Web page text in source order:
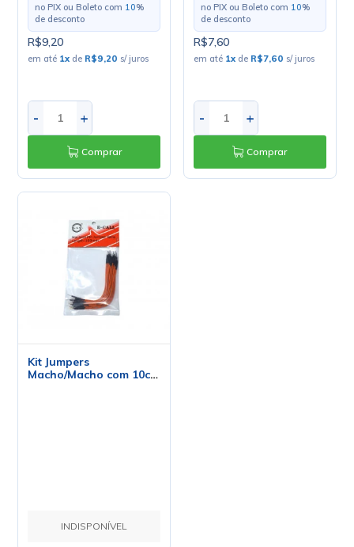
no PIX ou Boleto com 10%
de desconto
R$9,20
em até 1x de R$9,20 s/ juros
- +
Comprar
no PIX ou Boleto com 10%
de desconto
R$7,60
em até 1x de R$7,60 s/ juros
- +
Comprar
Kit Jumpers
Macho/Macho com 10cm
INDISPONÍVEL